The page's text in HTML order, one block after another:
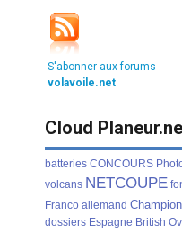
S'abonner aux forums
volavoile.net
Cloud
batteries CONCOURS
volcans NETCOUPE
Franco allemand
dossiers Espagne British